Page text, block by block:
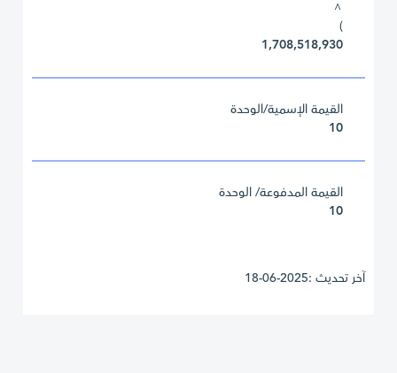
^
)
1,708,518,930
القيمة الإسمية/الوحدة
10
القيمة المدفوعة/ الوحدة
10
آخر تحديث :2025-06-18